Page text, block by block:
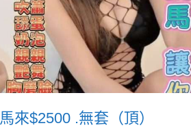
馬來$2500 .無套（頂）